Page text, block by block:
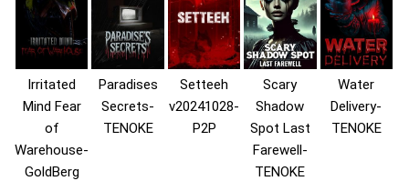
Irritated
Mind Fear
of
Warehouse-
GoldBerg
Paradises
Secrets-
TENOKE
Setteeh
v20241028-
P2P
Scary
Shadow
Spot Last
Farewell-
TENOKE
Water
Delivery-
TENOKE